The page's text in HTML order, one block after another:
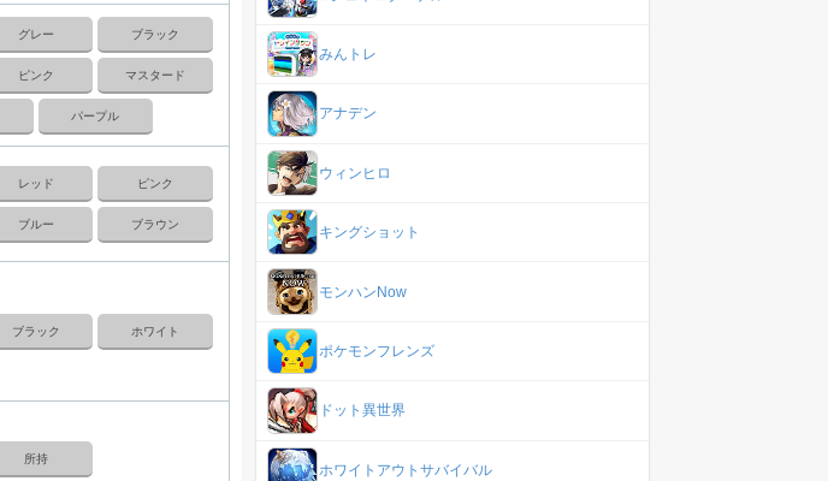
グレー ブラック
ピンク マスタード
パープル
レッド ピンク
ブルー ブラウン
ブラック ホワイト
所持
みんトレ
アナデン
ウィンヒロ
キングショット
モンハンNow
ポケモンフレンズ
ドット異世界
ホワイトアウトサバイバル